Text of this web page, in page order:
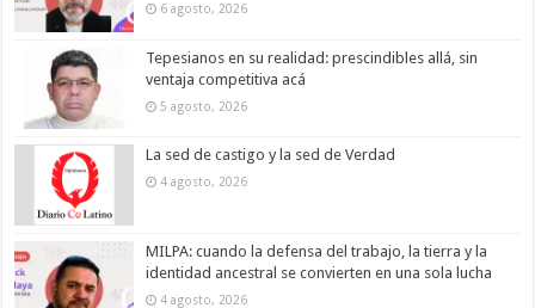
6 agosto, 2026
Tepesianos en su realidad: prescindibles allá, sin
ventaja competitiva acá
5 agosto, 2026
La sed de castigo y la sed de Verdad
4 agosto, 2026
MILPA: cuando la defensa del trabajo, la tierra y la
identidad ancestral se convierten en una sola lucha
4 agosto, 2026